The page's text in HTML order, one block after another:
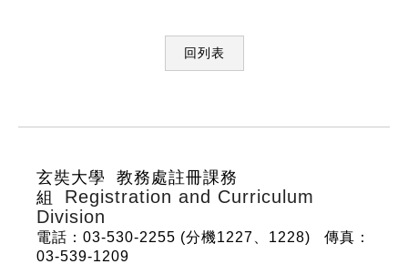
回列表
玄奘大學 教務處註冊課務
組 Registration and Curriculum
Division
電話：03-530-2255 (分機1227、1228) 傳真：
03-539-1209